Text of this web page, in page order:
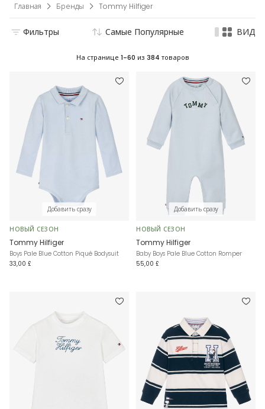
Главная Бренды Tommy Hilfiger
Фильтры Самые Популярные ВИД
На странице 1-60 из 384 товаров
Добавить сразу
НОВЫЙ СЕЗОН
Tommy Hilfiger
Boys Pale Blue Cotton Piqué Bodysuit
33,00 £
Добавить сразу
НОВЫЙ СЕЗОН
Tommy Hilfiger
Baby Boys Pale Blue Cotton Romper
55,00 £